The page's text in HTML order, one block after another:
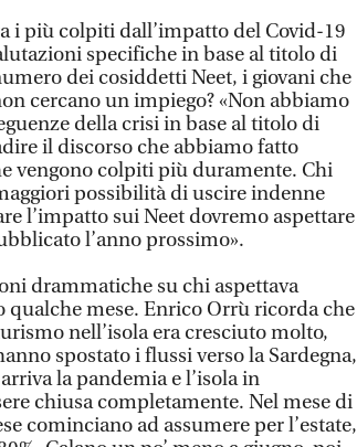
i più colpiti dall’impatto del Covid-19
specifiche in base al titolo di
dei cosiddetti Neet, i giovani che
cercano un impiego? «Non abbiamo
della crisi in base al titolo di
il discorso che abbiamo fatto
vengono colpiti più duramente. Chi
possibilità di uscire indenne
l’impatto sui Neet dovremo aspettare
l’anno prossimo».
drammatiche su chi aspettava
qualche mese. Enrico Orrù ricorda che
nell’isola era cresciuto molto,
spostato i flussi verso la Sardegna,
la pandemia e l’isola in
chiusa completamente. Nel mese di
cominciano ad assumere per l’estate,